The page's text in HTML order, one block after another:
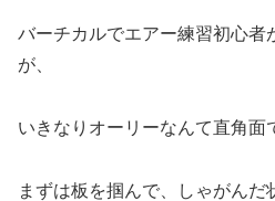
バーチカルでエアー練習初心者
が、
いきなりオーリーなんて直角面
まずは板を掴んで、しゃがんだ